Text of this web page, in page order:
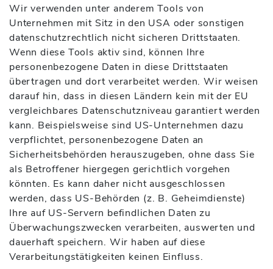
Wir verwenden unter anderem Tools von
Unternehmen mit Sitz in den USA oder sonstigen
datenschutzrechtlich nicht sicheren Drittstaaten.
Wenn diese Tools aktiv sind, können Ihre
personenbezogene Daten in diese Drittstaaten
übertragen und dort verarbeitet werden. Wir weisen
darauf hin, dass in diesen Ländern kein mit der EU
vergleichbares Datenschutzniveau garantiert werden
kann. Beispielsweise sind US-Unternehmen dazu
verpflichtet, personenbezogene Daten an
Sicherheitsbehörden herauszugeben, ohne dass Sie
als Betroffener hiergegen gerichtlich vorgehen
könnten. Es kann daher nicht ausgeschlossen
werden, dass US-Behörden (z. B. Geheimdienste)
Ihre auf US-Servern befindlichen Daten zu
Überwachungszwecken verarbeiten, auswerten und
dauerhaft speichern. Wir haben auf diese
Verarbeitungstätigkeiten keinen Einfluss.